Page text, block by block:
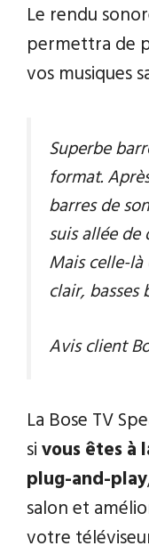
Le rendu
permettra de
vos musiques
Superbe
format.
barres de
suis allée
Mais celle-
clair, basses
Avis client
La Bose TV
sivous êtes à
plug-and-play
salon et
votre